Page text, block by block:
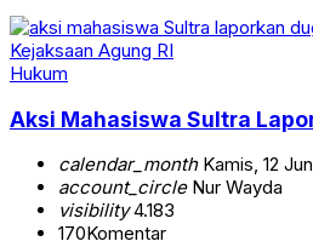
Hukum
Aksi Mahasiswa Sultra
calendar_monthKamis, 12
account_circleNur Wayda
visibility4.183
170Komentar